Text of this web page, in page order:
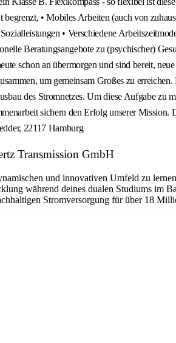
• Mobiles Arbeiten (auch von
• Verschiedene
Beratungsangebote zu (psychischer)
schon an übermorgen und sind bereit,
um gemeinsam Großes zu
des Stromnetzes. Um diese Aufgabe zu
sichern den Erfolg unserer
22117 Hamburg
Transmission GmbH
und innovativen Umfeld zu
während deines dualen Studiums im
Stromversorgung für über 18